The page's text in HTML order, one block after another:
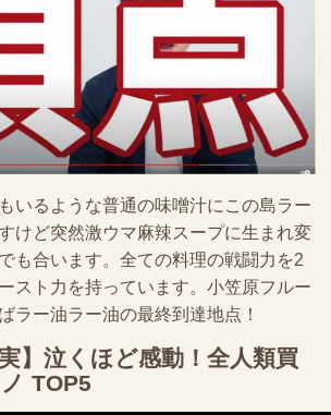
いるような普通の味噌汁にこの島ラー
けど突然激ウマ麻辣スープに生まれ変
も合います。全ての料理の戦闘力を2
スト力を持っています。小笠原フルー
ラー油ラー油の最終到達地点！
】泣くほど感動！全人類買
TOP5